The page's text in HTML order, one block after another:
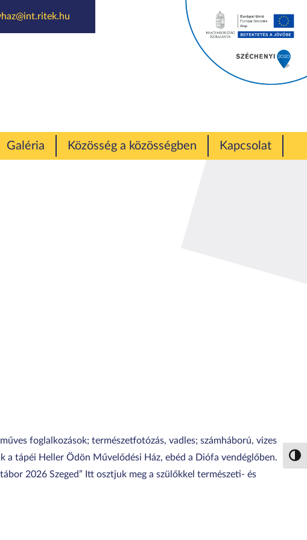
Galéria Közösség a közösségben Kapcsolat
foglalkozások; természetfotózás, vadles; számháború, vizes
a tápéi Heller Ödön Művelődési Ház, ebéd a Diófa vendéglőben.
2026 Szeged” Itt osztjuk meg a szülőkkel természeti- és